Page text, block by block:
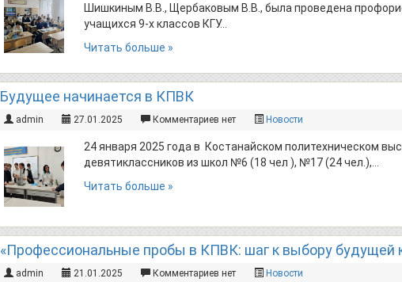
Шишкиным В.В., Щербаковым В.В., была проведена
учащихся 9-х классов КГУ…
Читать больше »
Будущее начинается в КПВК
admin 27.01.2025 Комментариев нет Новости
24 января 2025 года в Костанайском политехническом
девятиклассников из школ №6 (18 чел ), №17 (24 чел.),…
Читать больше »
«Профессиональные пробы в КПВК: шаг к выбору будущей
admin 21.01.2025 Комментариев нет Новости